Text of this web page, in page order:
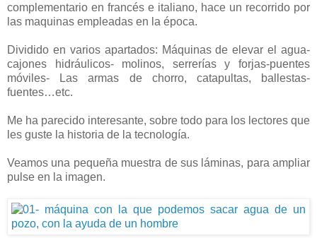
complementario en francés e italiano, hace un recorrido por
las maquinas empleadas en la época.
Dividido en varios apartados: Máquinas de elevar el agua-
cajones hidráulicos- molinos, serrerías y forjas-puentes
móviles- Las armas de chorro, catapultas, ballestas-
fuentes…etc.
Me ha parecido interesante, sobre todo para los lectores que
les guste la historia de la tecnología.
Veamos una pequeña muestra de sus láminas, para ampliar
pulse en la imagen.